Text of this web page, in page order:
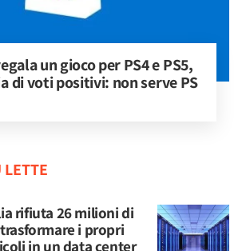
un gioco per PS4 e PS5,
di voti positivi: non serve PS
rifiuta 26 milioni di
i propri
in un data center